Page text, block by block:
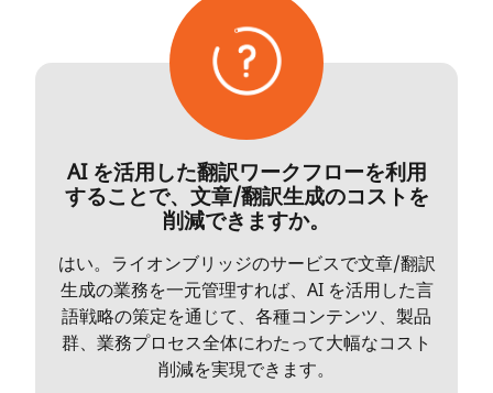
AI を活用した翻訳ワークフローを利用
することで、文章/翻訳生成のコストを
削減できますか。
はい。ライオンブリッジのサービスで文章/翻訳
生成の業務を一元管理すれば、AI を活用した言
語戦略の策定を通じて、各種コンテンツ、製品
群、業務プロセス全体にわたって大幅なコスト
削減を実現できます。